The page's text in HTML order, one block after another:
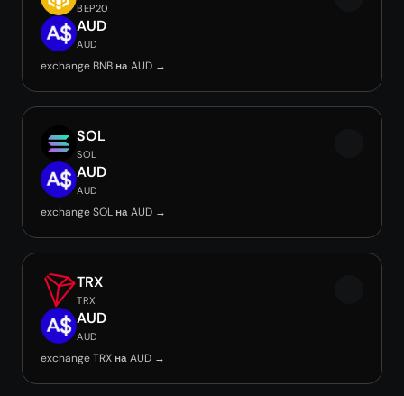
BEP20
AUD
AUD
exchange BNB на AUD →
SOL
SOL
AUD
AUD
exchange SOL на AUD →
TRX
TRX
AUD
AUD
exchange TRX на AUD →